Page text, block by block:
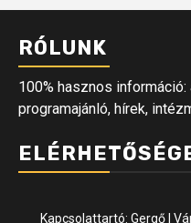
RÓLUNK
100% hasznos
programajánló, hírek,
Kapcsolattartó: Gergő |